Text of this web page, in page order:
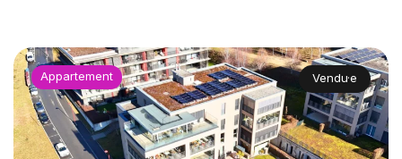
Appartement Vendu·e